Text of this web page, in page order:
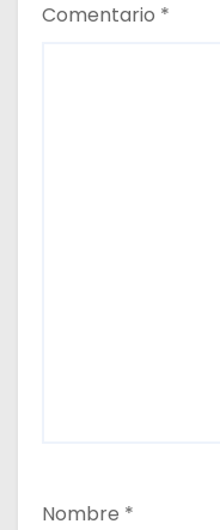
Comentario *
Nombre *